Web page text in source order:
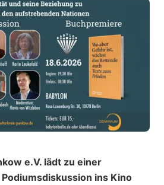
e.V. lädt zu einer
ins Kino